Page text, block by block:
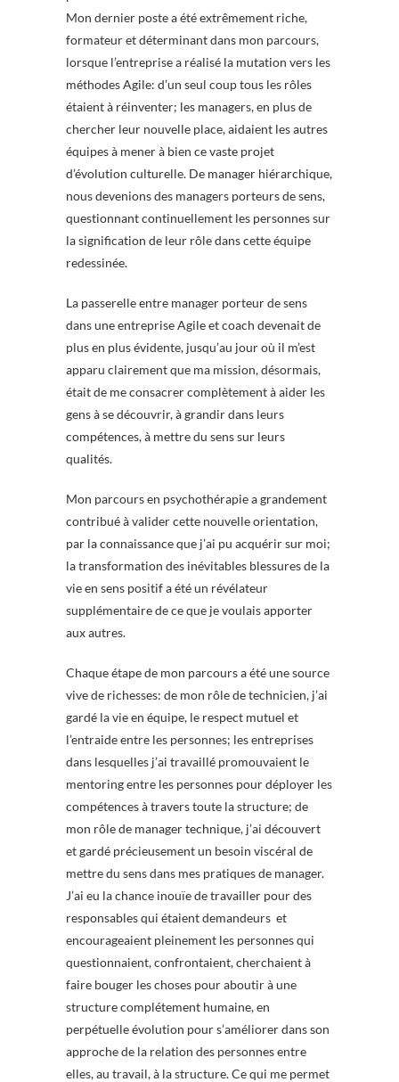
Mon dernier poste a été extrêmement riche,
formateur et déterminant dans mon parcours,
lorsque l’entreprise a réalisé la mutation vers les
méthodes Agile: d’un seul coup tous les rôles
étaient à réinventer; les managers, en plus de
chercher leur nouvelle place, aidaient les autres
équipes à mener à bien ce vaste projet
d’évolution culturelle. De manager hiérarchique,
nous devenions des managers porteurs de sens,
questionnant continuellement les personnes sur
la signification de leur rôle dans cette équipe
redessinée.
La passerelle entre manager porteur de sens
dans une entreprise Agile et coach devenait de
plus en plus évidente, jusqu’au jour où il m’est
apparu clairement que ma mission, désormais,
était de me consacrer complètement à aider les
gens à se découvrir, à grandir dans leurs
compétences, à mettre du sens sur leurs
qualités.
Mon parcours en psychothérapie a grandement
contribué à valider cette nouvelle orientation,
par la connaissance que j’ai pu acquérir sur moi;
la transformation des inévitables blessures de la
vie en sens positif a été un révélateur
supplémentaire de ce que je voulais apporter
aux autres.
Chaque étape de mon parcours a été une source
vive de richesses: de mon rôle de technicien, j’ai
gardé la vie en équipe, le respect mutuel et
l’entraide entre les personnes; les entreprises
dans lesquelles j’ai travaillé promouvaient le
mentoring entre les personnes pour déployer les
compétences à travers toute la structure; de
mon rôle de manager technique, j’ai découvert
et gardé précieusement un besoin viscéral de
mettre du sens dans mes pratiques de manager.
J’ai eu la chance inouïe de travailler pour des
responsables qui étaient demandeurs et
encourageaient pleinement les personnes qui
questionnaient, confrontaient, cherchaient à
faire bouger les choses pour aboutir à une
structure complétement humaine, en
perpétuelle évolution pour s’améliorer dans son
approche de la relation des personnes entre
elles, au travail, à la structure. Ce qui me permet